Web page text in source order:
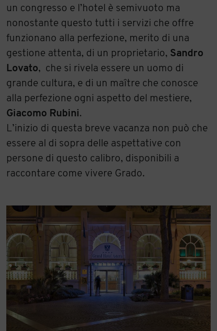
un congresso e l’hotel è semivuoto ma
nonostante questo tutti i servizi che offre
funzionano alla perfezione, merito di una
gestione attenta, di un proprietario, Sandro
Lovato, che si rivela essere un uomo di
grande cultura, e di un maître che conosce
alla perfezione ogni aspetto del mestiere,
Giacomo Rubini.
L’inizio di questa breve vacanza non può che
essere al di sopra delle aspettative con
persone di questo calibro, disponibili a
raccontare come vivere Grado.